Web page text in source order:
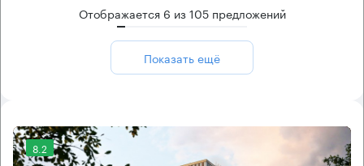
Отображается 6 из105предложений
Показать ещё
8.2